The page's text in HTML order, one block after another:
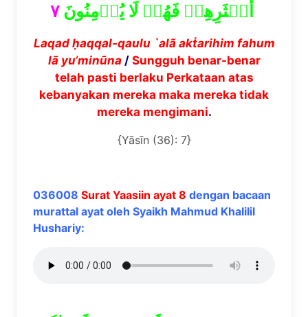
أَكۡثَرِهِمۡ فَهُمۡ لَا يُؤۡمِنُونَ٧
Laqad ḥaqqal-qaulu `alãakṫarihim fahum
lāyu‘minūna/ Sungguh benar-benar
telah pasti berlaku Perkataan atas
kebanyakan mereka maka mereka tidak
mereka mengimani.
{Yāsīn (36): 7}
036008 Surat Yaasiin ayat 8 dengan bacaan
murattal ayat oleh Syaikh Mahmud Khalilil
Hushariy: